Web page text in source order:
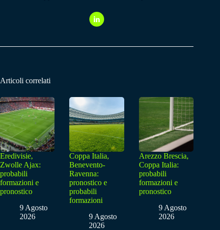
Articoli correlati
Eredivisie,
Zwolle Ajax:
probabili
formazioni e
pronostico
9 Agosto
2026
Coppa Italia,
Benevento-
Ravenna:
pronostico e
probabili
formazioni
9 Agosto
2026
Arezzo Brescia,
Coppa Italia:
probabili
formazioni e
pronostico
9 Agosto
2026